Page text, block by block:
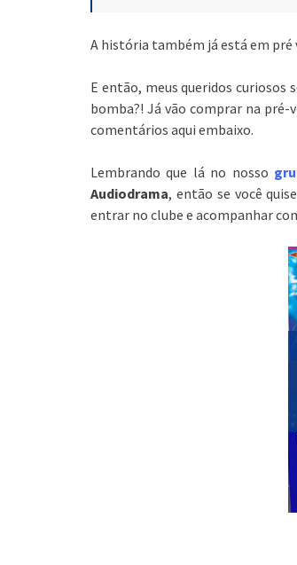
A história também já está em pré
E então, meus queridos curiosos
bomba?! Já vão comprar na pré-
comentários aqui embaixo.
Lembrando que lá no nosso
Audiodrama, então se você
entrar no clube e acompanhar